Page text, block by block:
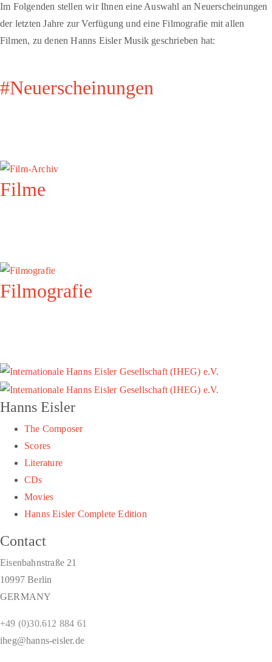
Im Folgenden stellen wir Ihnen eine Auswahl an Neuerscheinungen
der letzten Jahre zur Verfügung und eine Filmografie mit allen
Filmen, zu denen Hanns Eisler Musik geschrieben hat:
#Neuerscheinungen
Filme
Filmografie
Hanns Eisler
The Composer
Scores
Literature
CDs
Movies
Hanns Eisler Complete Edition
Contact
Eisenbahnstraße 21
10997 Berlin
GERMANY
+49 (0)30.612 884 61
iheg@hanns-eisler.de